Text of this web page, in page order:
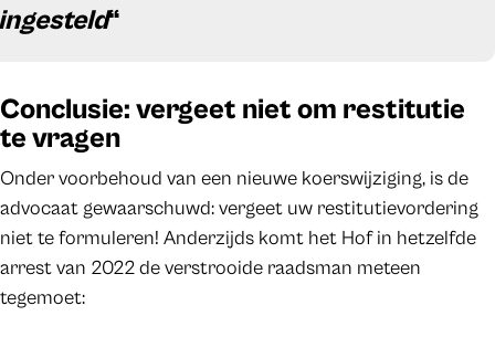
“
Conclusie: vergeet niet om restitutie
te vragen
Onder voorbehoud van een nieuwe koerswijziging, is de
advocaat gewaarschuwd: vergeet uw restitutievordering
niet te formuleren! Anderzijds komt het Hof in hetzelfde
arrest van 2022 de verstrooide raadsman meteen
tegemoet: